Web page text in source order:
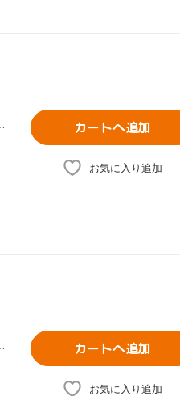
カートへ追加
お気に入り追加
カートへ追加
お気に入り追加